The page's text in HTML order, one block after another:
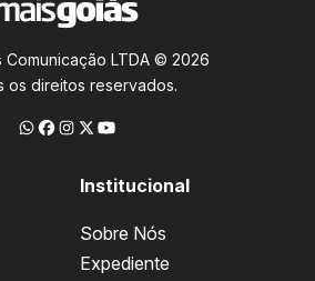
Comunicação LTDA © 2026
os direitos reservados.
Institucional
Sobre Nós
Expediente